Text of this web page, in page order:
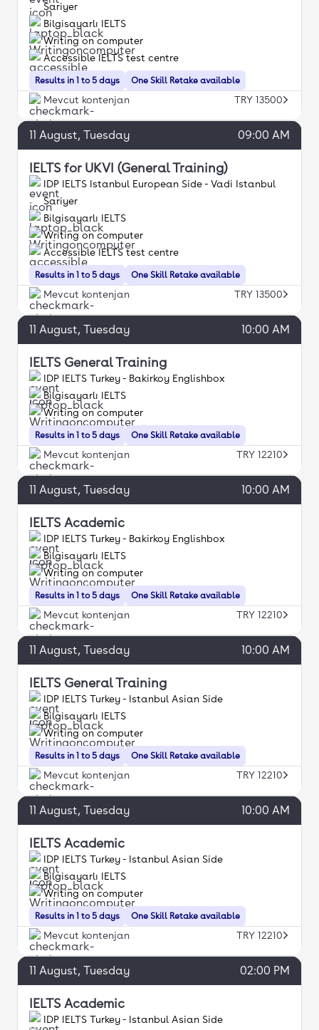
Sariyer
Results in 1 to 5 days
Bilgisayarlı IELTS
Writing on computer
One Skill Retake available
Accessible IELTS test centre
Mevcut kontenjan TRY 13500
11 August, Tuesday 09:00 AM
IELTS for UKVI (General Training)
IDP IELTS Istanbul European Side - Vadi Istanbul
Sariyer
Results in 1 to 5 days
Bilgisayarlı IELTS
Writing on computer
One Skill Retake available
Accessible IELTS test centre
Mevcut kontenjan TRY 13500
11 August, Tuesday 10:00 AM
IELTS General Training
IDP IELTS Turkey - Bakirkoy Englishbox
Results in 1 to 5 days
Bilgisayarlı IELTS
Writing on computer
One Skill Retake available
Mevcut kontenjan TRY 12210
11 August, Tuesday 10:00 AM
IELTS Academic
IDP IELTS Turkey - Bakirkoy Englishbox
Results in 1 to 5 days
Bilgisayarlı IELTS
Writing on computer
One Skill Retake available
Mevcut kontenjan TRY 12210
11 August, Tuesday 10:00 AM
IELTS General Training
IDP IELTS Turkey - Istanbul Asian Side
Results in 1 to 5 days
Bilgisayarlı IELTS
Writing on computer
One Skill Retake available
Mevcut kontenjan TRY 12210
11 August, Tuesday 10:00 AM
IELTS Academic
IDP IELTS Turkey - Istanbul Asian Side
Results in 1 to 5 days
Bilgisayarlı IELTS
Writing on computer
One Skill Retake available
Mevcut kontenjan TRY 12210
11 August, Tuesday 02:00 PM
IELTS Academic
IDP IELTS Turkey - Istanbul Asian Side